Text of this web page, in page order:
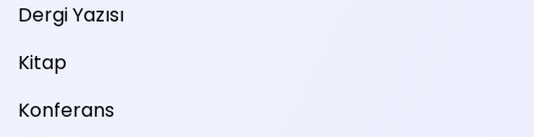
Dergi Yazısı
Kitap
Konferans